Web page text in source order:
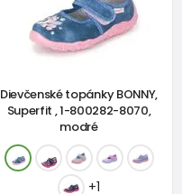
Dievčenské topánky BONNY,
Superfit , 1-800282-8070,
modré
+1